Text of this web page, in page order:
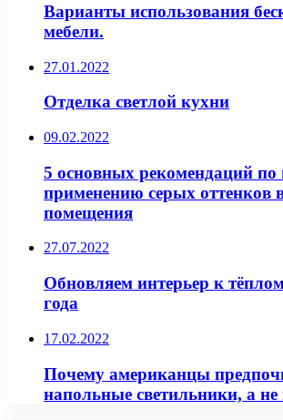
Варианты использования
мебели.
27.01.2022
Отделка светлой кухни
09.02.2022
5 основных рекомендаций
применению серых оттенков
помещения
27.07.2022
Обновляем интерьер к
года
17.02.2022
Почему американцы
напольные светильники, а